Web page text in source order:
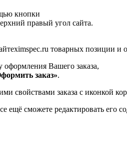
кнопки
правый угол сайта.
товарных позиции и
Вашего заказа,
заказ».
свойствами заказа с иконкой
ещё сможете редактировать его